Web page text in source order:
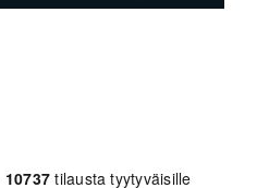
10737 tilausta tyytyväisille